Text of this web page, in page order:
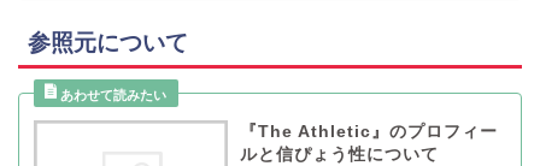
参照元について
『The Athletic』のプロフィー
ルと信ぴょう性について